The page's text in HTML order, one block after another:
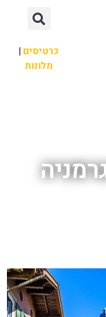
כרטיסים|
מלונות